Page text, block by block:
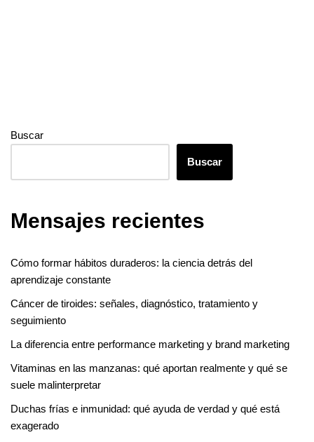
Buscar
Buscar
Mensajes recientes
Cómo formar hábitos duraderos: la ciencia detrás del
aprendizaje constante
Cáncer de tiroides: señales, diagnóstico, tratamiento y
seguimiento
La diferencia entre performance marketing y brand marketing
Vitaminas en las manzanas: qué aportan realmente y qué se
suele malinterpretar
Duchas frías e inmunidad: qué ayuda de verdad y qué está
exagerado